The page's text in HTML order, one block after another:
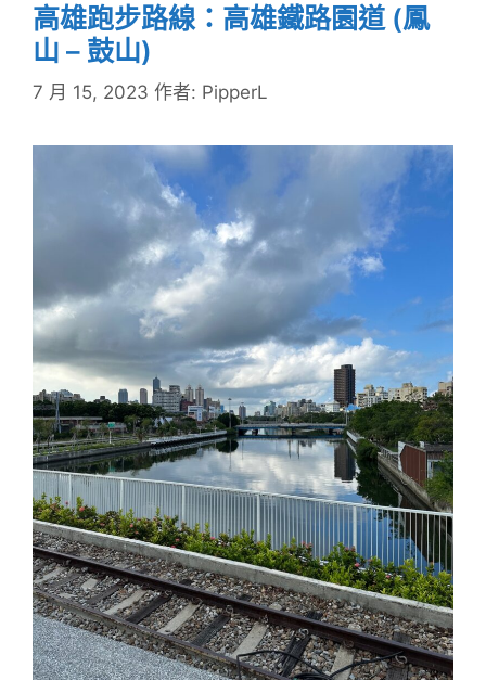
高雄跑步路線：高雄鐵路園道 (鳳
山 – 鼓山)
7 月 15, 2023 作者: PipperL